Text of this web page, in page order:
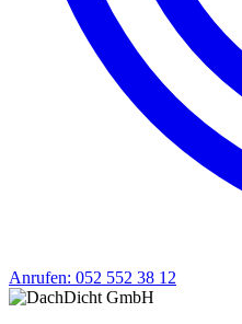
Anrufen: 052 552 38 12